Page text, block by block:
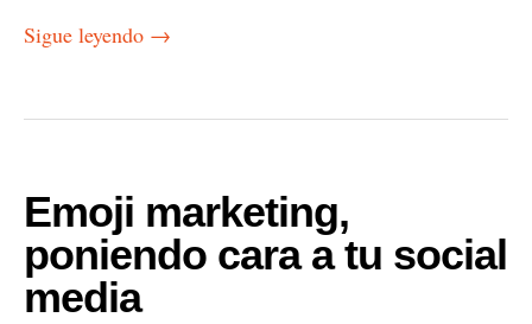
Sigue leyendo →
Emoji marketing,
poniendo cara a tu social
media